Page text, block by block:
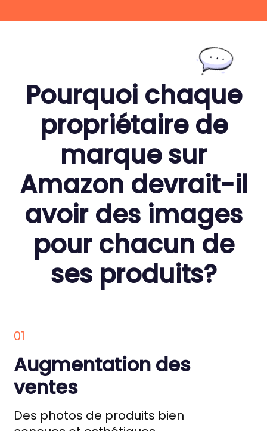
Pourquoi chaque
propriétaire de
marque sur
Amazon devrait-il
avoir des images
pour chacun de
ses produits?
01
Augmentation des
ventes
Des photos de produits bien